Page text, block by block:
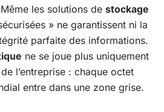
les solutions de stockage
» ne garantissent ni la
parfaite des informations.
ne se joue plus uniquement
l’entreprise : chaque octet
entre dans une zone grise.